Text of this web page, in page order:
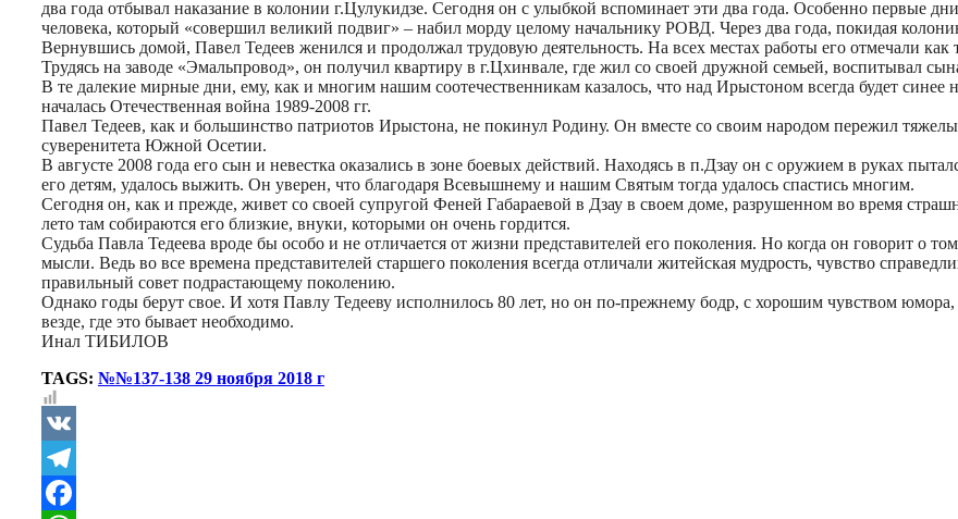
два года отбывал наказание в колонии г.Цулукидзе. Сегодня он с улыбкой вспоминает эти два года. Особенно первые
человека, который «совершил великий подвиг» – набил морду целому начальнику РОВД. Через два года, покидая
Вернувшись домой, Павел Тедеев женился и продолжал трудовую деятельность. На всех местах работы его отмечали
Трудясь на заводе «Эмальпровод», он получил квартиру в г.Цхинвале, где жил со своей дружной семьей, воспитывал
В те далекие мирные дни, ему, как и многим нашим соотечественникам казалось, что над Ирыстоном всегда будет синее
началась Отечественная война 1989-2008 гг.
Павел Тедеев, как и большинство патриотов Ирыстона, не покинул Родину. Он вместе со своим народом пережил
суверенитета Южной Осетии.
В августе 2008 года его сын и невестка оказались в зоне боевых действий. Находясь в п.Дзау он с оружием в руках
его детям, удалось выжить. Он уверен, что благодаря Всевышнему и нашим Святым тогда удалось спастись многим.
Сегодня он, как и прежде, живет со своей супругой Феней Габараевой в Дзау в своем доме, разрушенном во время
лето там собираются его близкие, внуки, которыми он очень гордится.
Судьба Павла Тедеева вроде бы особо и не отличается от жизни представителей его поколения. Но когда он говорит о
мысли. Ведь во все времена представителей старшего поколения всегда отличали житейская мудрость, чувство
правильный совет подрастающему поколению.
Однако годы берут свое. И хотя Павлу Тедееву исполнилось 80 лет, но он по-прежнему бодр, с хорошим чувством юмора,
везде, где это бывает необходимо.
Инал ТИБИЛОВ
TAGS: №№137-138 29 ноября 2018 г
VK
Telegram